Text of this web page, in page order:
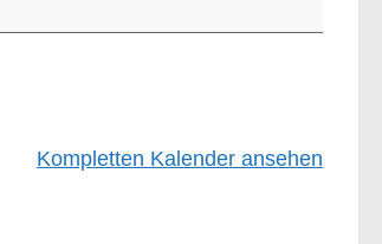
Kompletten Kalender ansehen